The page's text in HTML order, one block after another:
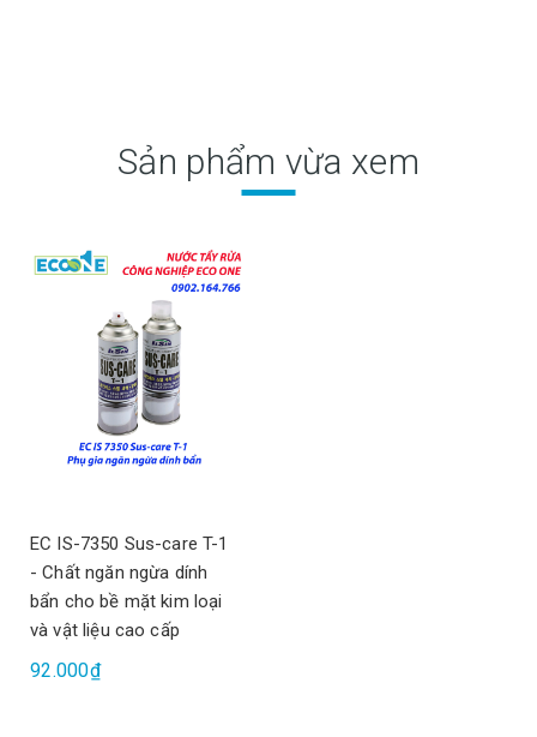
Sản phẩm vừa xem
EC IS-7350 Sus-care T-1
- Chất ngăn ngừa dính
bẩn cho bề mặt kim loại
và vật liệu cao cấp
92.000₫